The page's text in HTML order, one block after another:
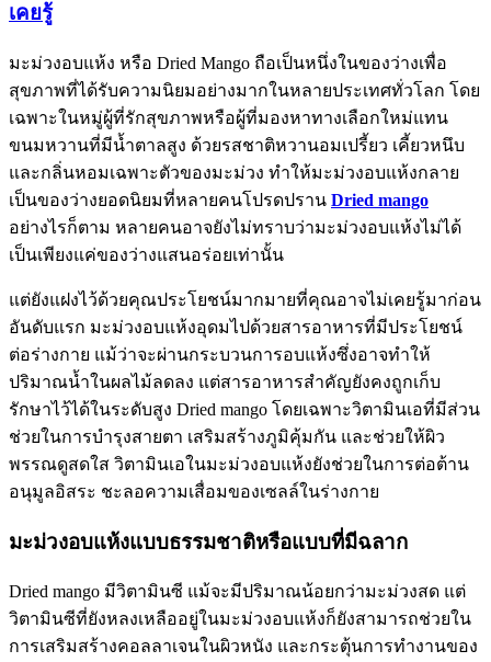
เคยรู้
มะม่วงอบแห้ง หรือ Dried Mango ถือเป็นหนึ่งในของว่างเพื่อ
สุขภาพที่ได้รับความนิยมอย่างมากในหลายประเทศทั่วโลก โดย
เฉพาะในหมู่ผู้ที่รักสุขภาพหรือผู้ที่มองหาทางเลือกใหม่แทน
ขนมหวานที่มีน้ำตาลสูง ด้วยรสชาติหวานอมเปรี้ยว เคี้ยวหนึบ
และกลิ่นหอมเฉพาะตัวของมะม่วง ทำให้มะม่วงอบแห้งกลาย
เป็นของว่างยอดนิยมที่หลายคนโปรดปราน Dried mango
อย่างไรก็ตาม หลายคนอาจยังไม่ทราบว่ามะม่วงอบแห้งไม่ได้
เป็นเพียงแค่ของว่างแสนอร่อยเท่านั้น
แต่ยังแฝงไว้ด้วยคุณประโยชน์มากมายที่คุณอาจไม่เคยรู้มาก่อน
อันดับแรก มะม่วงอบแห้งอุดมไปด้วยสารอาหารที่มีประโยชน์
ต่อร่างกาย แม้ว่าจะผ่านกระบวนการอบแห้งซึ่งอาจทำให้
ปริมาณน้ำในผลไม้ลดลง แต่สารอาหารสำคัญยังคงถูกเก็บ
รักษาไว้ได้ในระดับสูง Dried mango โดยเฉพาะวิตามินเอที่มีส่วน
ช่วยในการบำรุงสายตา เสริมสร้างภูมิคุ้มกัน และช่วยให้ผิว
พรรณดูสดใส วิตามินเอในมะม่วงอบแห้งยังช่วยในการต่อต้าน
อนุมูลอิสระ ชะลอความเสื่อมของเซลล์ในร่างกาย
มะม่วงอบแห้งแบบธรรมชาติหรือแบบที่มีฉลาก
Dried mango มีวิตามินซี แม้จะมีปริมาณน้อยกว่ามะม่วงสด แต่
วิตามินซีที่ยังหลงเหลืออยู่ในมะม่วงอบแห้งก็ยังสามารถช่วยใน
การเสริมสร้างคอลลาเจนในผิวหนัง และกระตุ้นการทำงานของ